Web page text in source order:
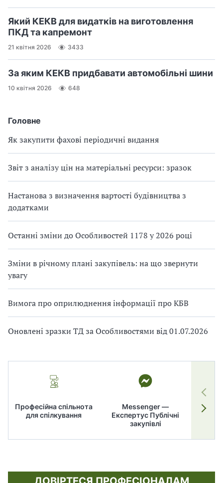
Головне
Як закупити фахові періодичні видання
Звіт з аналізу цін на матеріальні ресурси: зразок
Настанова з визначення вартості будівництва з
додатками
Останні зміни до Особливостей 1178 у 2026 році
Зміни в річному плані закупівель: на що звернути
увагу
Вимога про оприлюднення інформації про КБВ
Оновлені зразки ТД за Особливостями від 01.07.2026
Професійна спільнота
для спілкування
Messenger —
Експертус Публічні
закупівлі
Який КЕКВ для видатків на виготовлення
ПКД та капремонт
21 квітня 2026 3433
За яким КЕКВ придбавати автомобільні шини
10 квітня 2026 648